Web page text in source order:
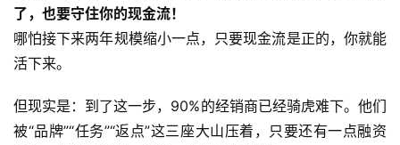
了，也要守住你的现金流！
哪怕接下来两年规模缩小一点，只要现金流是正的，你就能
活下来。
但现实是：到了这一步，90%的经销商已经骑虎难下。他们
被“品牌”“任务”“返点”这三座大山压着，只要还有一点融资